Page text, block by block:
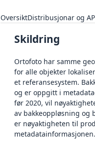
OversiktDistribusjonar og
Skildring
Ortofoto har samme
for alle objekter
et referansesystem.
og er oppgitt i
før 2020, vil
av bakkeoppløsning og
er nøyaktigheten til
metadatainformasjonen.